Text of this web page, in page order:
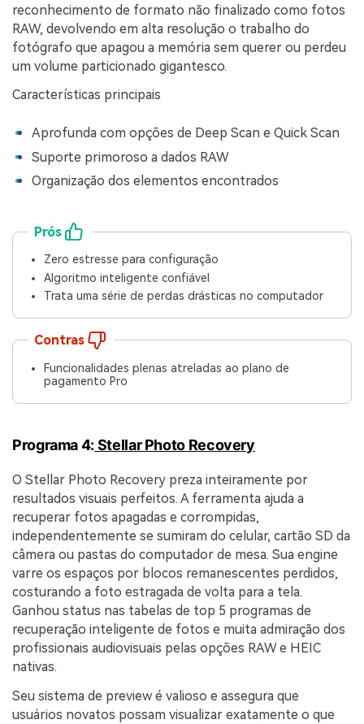
reconhecimento de formato não finalizado como fotos
RAW, devolvendo em alta resolução o trabalho do
fotógrafo que apagou a memória sem querer ou perdeu
um volume particionado gigantesco.
Características principais
Aprofunda com opções de Deep Scan e Quick Scan
Suporte primoroso a dados RAW
Organização dos elementos encontrados
Prós
Zero estresse para configuração
Algoritmo inteligente confiável
Trata uma série de perdas drásticas no computador
Contras
Funcionalidades plenas atreladas ao plano de
pagamento Pro
Programa 4: Stellar Photo Recovery
O Stellar Photo Recovery preza inteiramente por
resultados visuais perfeitos. A ferramenta ajuda a
recuperar fotos apagadas e corrompidas,
independentemente se sumiram do celular, cartão SD da
câmera ou pastas do computador de mesa. Sua engine
varre os espaços por blocos remanescentes perdidos,
costurando a foto estragada de volta para a tela.
Ganhou status nas tabelas de top 5 programas de
recuperação inteligente de fotos e muita admiração dos
profissionais audiovisuais pelas opções RAW e HEIC
nativas.
Seu sistema de preview é valioso e assegura que
usuários novatos possam visualizar exatamente o que